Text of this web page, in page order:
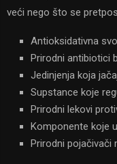
veći nego što se
Antioksidativna
Prirodni antibiotici
Jedinjenja koja
Supstance koje
Prirodni lekovi
Komponente koje
Prirodni pojačivači